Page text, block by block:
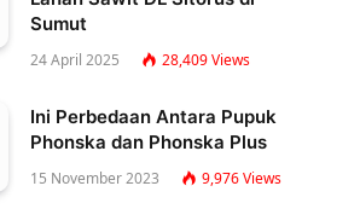
Sumut
24 April 2025 28,409Views
Ini Perbedaan Antara Pupuk
Phonska dan Phonska Plus
15 November 2023 9,976Views